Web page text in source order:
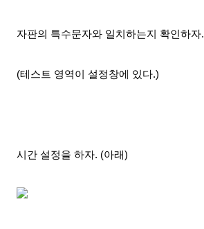
자판의 특수문자와 일치하는지 확인하자.
(테스트 영역이 설정창에 있다.)
시간 설정을 하자. (아래)